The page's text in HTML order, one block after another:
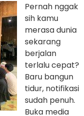
Pernah nggak
sih kamu
merasa dunia
sekarang
berjalan
terlalu cepat?
Baru bangun
tidur, notifikasi
sudah penuh.
Buka media